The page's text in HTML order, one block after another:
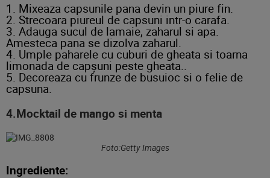
1. Mixeaza capsunile pana devin un piure fin.
2. Strecoara piureul de capsuni intr-o carafa.
3. Adauga sucul de lamaie, zaharul si apa.
Amesteca pana se dizolva zaharul.
4. Umple paharele cu cuburi de gheata si toarna
limonada de capșuni peste gheata..
5. Decoreaza cu frunze de busuioc si o felie de
capsuna.
4.Mocktail de mango si menta
Foto:Getty Images
Ingrediente: